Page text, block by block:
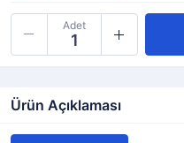
Adet
Ürün Açıklaması